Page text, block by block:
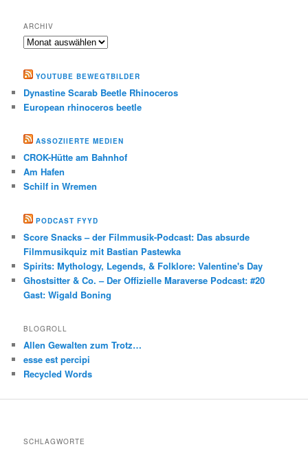
ARCHIV
Archiv
YOUTUBE BEWEGTBILDER
Dynastine Scarab Beetle Rhinoceros
European rhinoceros beetle
ASSOZIIERTE MEDIEN
CROK-Hütte am Bahnhof
Am Hafen
Schilf in Wremen
PODCAST FYYD
Score Snacks – der Filmmusik-Podcast: Das absurde
Filmmusikquiz mit Bastian Pastewka
Spirits: Mythology, Legends, & Folklore: Valentine's Day
Ghostsitter & Co. – Der Offizielle Maraverse Podcast: #20
Gast: Wigald Boning
BLOGROLL
Allen Gewalten zum Trotz…
esse est percipi
Recycled Words
SCHLAGWORTE